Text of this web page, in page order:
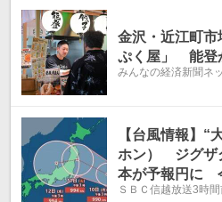
金沢・近江町
ぷく屋」 能登
みんなの経済新聞ネ
【台風情報】“
ホン） ジグザ
本が予報円に
【18日（火）
ＳＢＣ信越放送3時